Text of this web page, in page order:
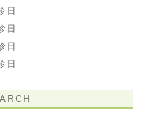
日
日
日
日